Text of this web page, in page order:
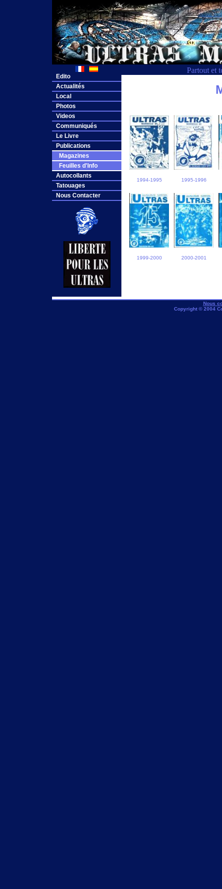
Partout et
Edito
Actualités
Local
Photos
Videos
Communiqués
Le Livre
Publications
Magazines
Feuilles d'Info
Autocollants
Tatouages
Nous Contacter
1994-1995 1995-1996
1999-2000 2000-2001
Nous
Copyright © 2004